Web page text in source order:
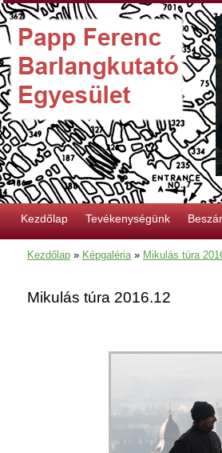
Kezdőlap Tevékenységünk
Kezdőlap » Képgaléria» Mikulás túra
Mikulás túra 2016.12